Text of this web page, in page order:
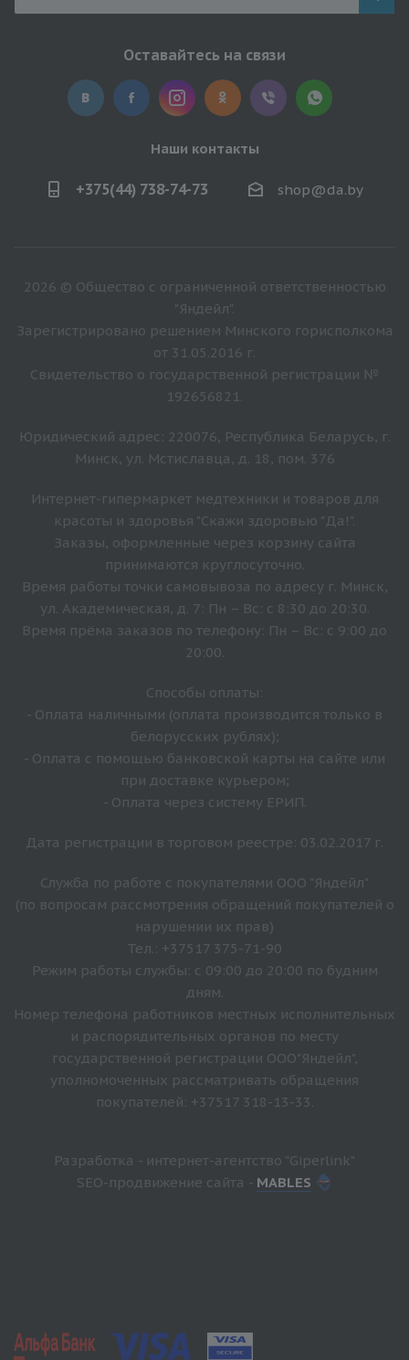
Оставайтесь на связи
Наши контакты
+375(44) 738-74-73 shop@da.by
2026 © Общество с ограниченной ответственностью
"Яндейл".
Зарегистрировано решением Минского горисполкома
от 31.05.2016 г.
Свидетельство о государственной регистрации №
192656821.
Юридический адрес: 220076, Республика Беларусь, г.
Минск, ул. Мстиславца, д. 18, пом. 376
Интернет-гипермаркет медтехники и товаров для
красоты и здоровья "Скажи здоровью "Да!".
Заказы, оформленные через корзину сайта
принимаются круглосуточно.
Время работы точки самовывоза по адресу г. Минск,
ул. Академическая, д. 7: Пн – Вс: с 8:30 до 20:30.
Время прёма заказов по телефону: Пн – Вс: с 9:00 до
20:00.
Способы оплаты:
- Оплата наличными (оплата производится только в
белорусских рублях);
- Оплата с помощью банковской карты на сайте или
при доставке курьером;
- Оплата через систему ЕРИП.
Дата регистрации в торговом реестре: 03.02.2017 г.
Служба по работе с покупателями ООО "Яндейл"
(по вопросам рассмотрения обращений покупателей о
нарушении их прав)
Тел.: +37517 375-71-90
Режим работы службы: с 09:00 до 20:00 по будним
дням.
Номер телефона работников местных исполнительных
и распорядительных органов по месту
государственной регистрации ООО"Яндейл",
уполномоченных рассматривать обращения
покупателей: +37517 318-13-33.
Разработка - интернет-агентство "Giperlink"
SEO-продвижение сайта - MABLES